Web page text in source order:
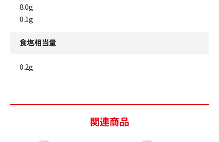
8.0g
0.1g
食塩相当量
0.2g
関連商品